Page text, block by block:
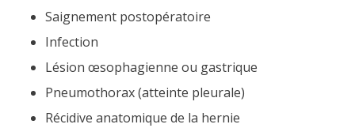
Saignement postopératoire
Infection
Lésion œsophagienne ou gastrique
Pneumothorax (atteinte pleurale)
Récidive anatomique de la hernie